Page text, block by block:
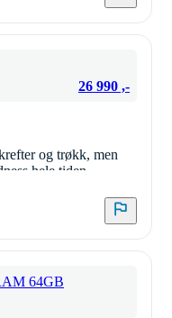
26 990 ,-
og trøkk, men
hele tiden.
64GB